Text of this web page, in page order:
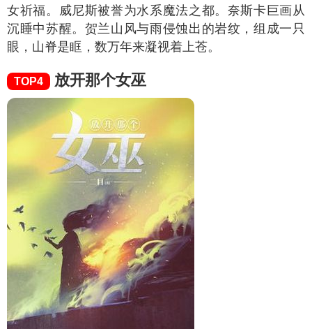
女祈福。威尼斯被誉为水系魔法之都。奈斯卡巨画从
沉睡中苏醒。贺兰山风与雨侵蚀出的岩纹，组成一只
眼，山脊是眶，数万年来凝视着上苍。
TOP4 放开那个女巫